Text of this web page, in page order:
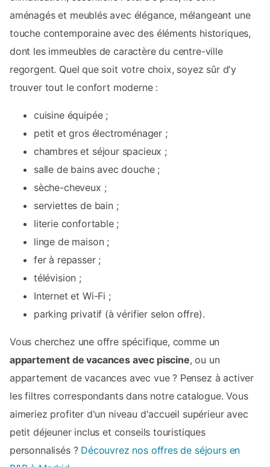
aménagés et meublés avec élégance, mélangeant une
touche contemporaine avec des éléments historiques,
dont les immeubles de caractère du centre-ville
regorgent. Quel que soit votre choix, soyez sûr d'y
trouver tout le confort moderne :
cuisine équipée ;
petit et gros électroménager ;
chambres et séjour spacieux ;
salle de bains avec douche ;
sèche-cheveux ;
serviettes de bain ;
literie confortable ;
linge de maison ;
fer à repasser ;
télévision ;
Internet et Wi-Fi ;
parking privatif (à vérifier selon offre).
Vous cherchez une offre spécifique, comme un
appartement de vacances avec piscine, ou un
appartement de vacances avec vue ? Pensez à activer
les filtres correspondants dans notre catalogue. Vous
aimeriez profiter d'un niveau d'accueil supérieur avec
petit déjeuner inclus et conseils touristiques
personnalisés ? Découvrez nos offres de séjours en